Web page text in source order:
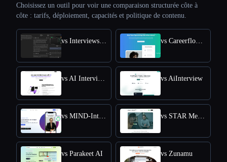
Choisissez un outil pour voir une comparaison structurée côte à
côte : tarifs, déploiement, capacités et politique de contenu.
vs Interviews Chat vs Careerflow AI Mock Interview
vs AI Interview Answers Generator vs AiInterview
vs MIND-Interview AI vs STAR Method Coach
vs Parakeet AI vs Zunamu